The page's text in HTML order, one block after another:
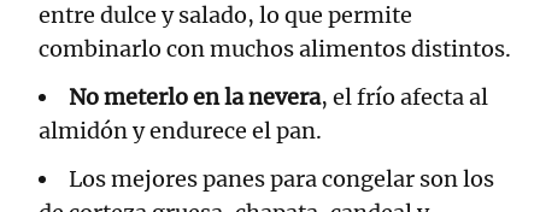
entre dulce y salado, lo que permite
combinarlo con muchos alimentos distintos.
No meterlo en la nevera, el frío afecta al
almidón y endurece el pan.
Los mejores panes para congelar son los